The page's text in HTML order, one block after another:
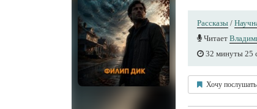
Рассказы /
Читает
32 минуты 25
Хочу послушать